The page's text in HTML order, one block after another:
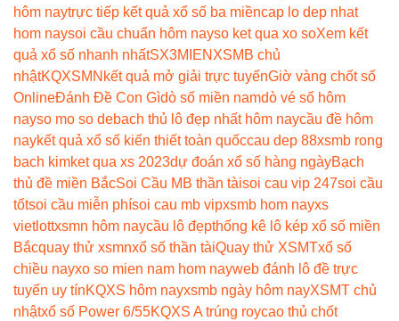
hôm naytrực tiếp kết quả xổ số ba miềncap lo dep nhat
hom naysoi cầu chuẩn hôm nayso ket qua xo soXem kết
quả xổ số nhanh nhấtSX3MIEN XSMB chủ
nhậtKQXSMN kết quả mở giải trực tuyếnGiờ vàng chốt số
OnlineĐánh Đề Con Gìdò số miền namdò vé số hôm
nayso mo so debach thủ lô đẹp nhất hôm naycầu đề hôm
naykết quả xổ số kiến thiết toàn quốccau dep 88xsmb rong
bach kimket qua xs 2023dự đoán xổ số hàng ngàyBạch
thủ đề miền BắcSoi Cầu MB thần tàisoi cau vip 247soi cầu
tốtsoi cầu miễn phísoi cau mb vipxsmb hom nayxs
vietlottxsmn hôm naycầu lô đẹpthống kê lô kép xổ số miền
Bắcquay thử xsmnxổ số thần tàiQuay thử XSMTxổ số
chiều nayxo so mien nam hom nayweb đánh lô đề trực
tuyến uy tínKQXS hôm nayxsmb ngày hôm nayXSMT chủ
nhậtxổ số Power 6/55KQXS A trúng roycao thủ chốt